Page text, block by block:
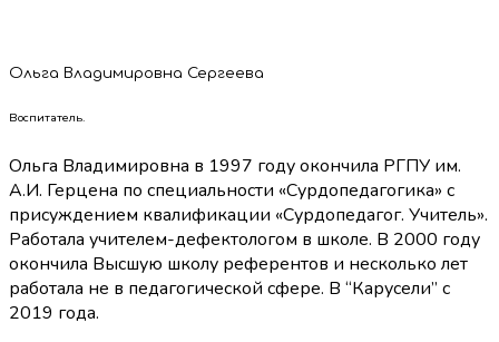
Ольга Владимировна Сергеева
Воспитатель.
Ольга Владимировна в 1997 году окончила РГПУ им.
А.И. Герцена по специальности «Сурдопедагогика» с
присуждением квалификации «Сурдопедагог. Учитель».
Работала учителем-дефектологом в школе. В 2000 году
окончила Высшую школу референтов и несколько лет
работала не в педагогической сфере. В “Карусели” с
2019 года.